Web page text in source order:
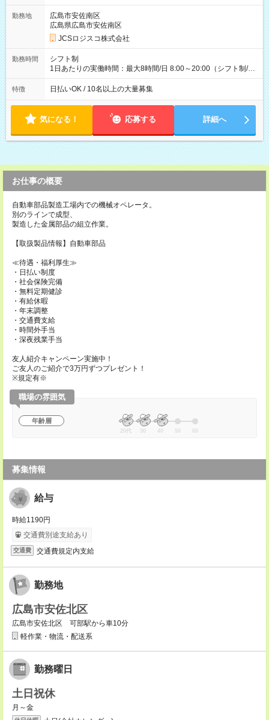
ど！ ・主要都市エリア 月収55万円／週5日稼働 月収65万~112
万円／週6日稼働 ・地方郊外エリア 月収40万円／週5日稼働 月
収40万円~50万円／週6日稼働 ＜モデルイメージ＞ ■月収50万
円 (27歳男性/江東区在住)※元建築関係 1日150個配達×25日勤務
(日休み) ■月収80万円(43歳男性/墨田区在住)※元営業 1日200個
勤務地
広島市安佐南区
広島県広島市安佐南区
JCSロジスコ株式会社
勤務時間
シフト制
1日あたりの実働時間：最大8時間/日 8:00～20:00（シフト制/実
働8時間） ※週5日勤務（場所次第では週4も有り） ※配達状況
によって時間外での勤務可能性有り ※案件により多少の前後あ
特徴 日払いOK / 10名以上の大量募集
気になる！ 応募する 詳細へ
お仕事の概要
自動車部品製造工場内での機械オペレータ。
別のラインで成型、
製造した金属部品の組立作業。
【取扱製品情報】自動車部品
≪待遇・福利厚生≫
・日払い制度
・社会保険完備
・無料定期健診
・有給休暇
・年末調整
・交通費支給
・時間外手当
・深夜残業手当
友人紹介キャンペーン実施中！
ご友人のご紹介で3万円ずつプレゼント！
※規定有※
職場の雰囲気
年齢層
20代 30 40 50 60
募集情報
給与
時給1190円
交通費別途支給あり
交通費 交通費規定内支給
勤務地
広島市安佐北区
広島市安佐北区 可部駅から車10分
軽作業・物流・配送系
勤務曜日
土日祝休
月～金